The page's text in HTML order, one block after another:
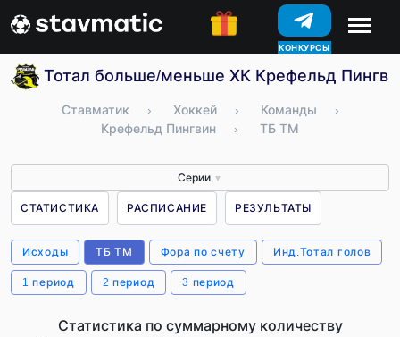
КОНКУРСЫ
Тотал больше/меньше ХК Крефельд
Ставматик › Хоккей › Команды
›
Крефельд Пингвин
› ТБ ТМ
Серии ▼
СТАТИСТИКА РАСПИСАНИЕ РЕЗУЛЬТАТЫ
Исходы ТБ ТМ Фора по счету Инд.Тотал голов
1 период 2 период 3 период
Статистика по суммарному количеству